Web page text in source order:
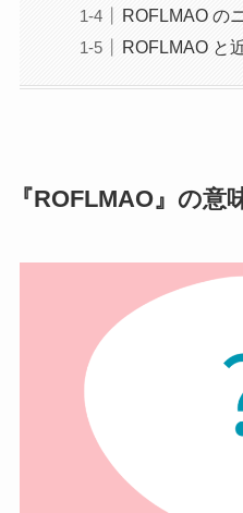
ROFLMAO の
ROFLMAO と
『ROFLMAO』の意